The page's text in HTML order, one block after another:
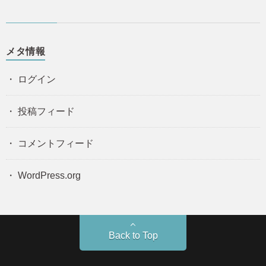
メタ情報
ログイン
投稿フィード
コメントフィード
WordPress.org
Back to Top